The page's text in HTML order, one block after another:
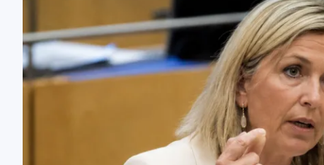
zaobserwuj nas
zaobserwuj nas